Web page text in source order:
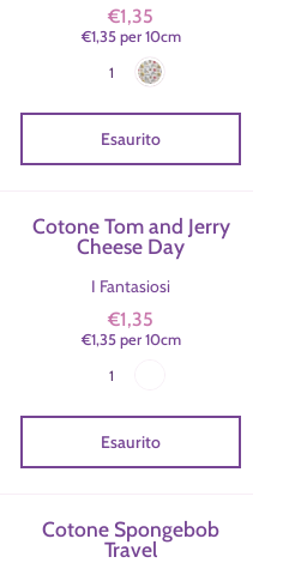
€1,35
€1,35per 10cm
Colore
1
Esaurito
Cotone Tom and Jerry
Cheese Day
I Fantasiosi
€1,35
€1,35per 10cm
1
Esaurito
Cotone Spongebob
Travel